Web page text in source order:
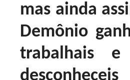
mas ainda
Demônio
trabalhais